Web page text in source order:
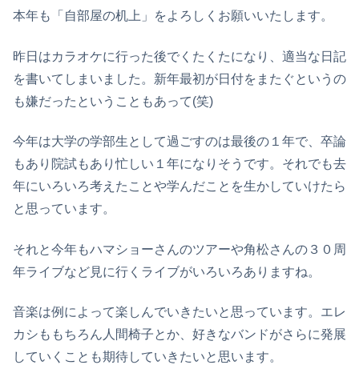
本年も「自部屋の机上」をよろしくお願いいたします。
昨日はカラオケに行った後でくたくたになり、適当な日記
を書いてしまいました。新年最初が日付をまたぐというの
も嫌だったということもあって(笑)
今年は大学の学部生として過ごすのは最後の１年で、卒論
もあり院試もあり忙しい１年になりそうです。それでも去
年にいろいろ考えたことや学んだことを生かしていけたら
と思っています。
それと今年もハマショーさんのツアーや角松さんの３０周
年ライブなど見に行くライブがいろいろありますね。
音楽は例によって楽しんでいきたいと思っています。エレ
カシももちろん人間椅子とか、好きなバンドがさらに発展
していくことも期待していきたいと思います。